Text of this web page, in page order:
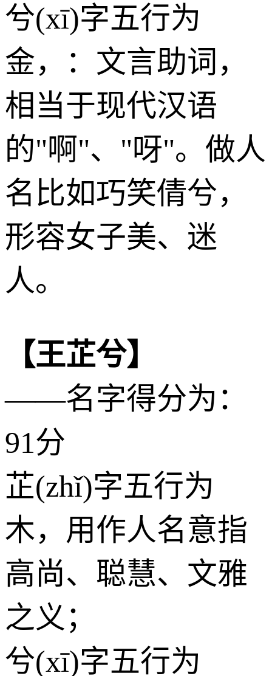
兮(xī)字五行为
金，：文言助词，
相当于现代汉语
的"啊"、"呀"。做人
名比如巧笑倩兮，
形容女子美、迷
人。
【王芷兮】
——名字得分为：
91分
芷(zhǐ)字五行为
木，用作人名意指
高尚、聪慧、文雅
之义；
兮(xī)字五行为